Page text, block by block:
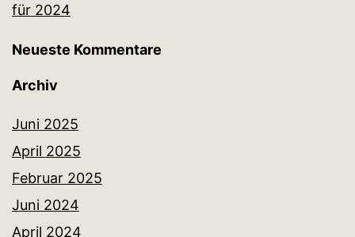
für 2024
Neueste Kommentare
Archiv
Juni 2025
April 2025
Februar 2025
Juni 2024
April 2024